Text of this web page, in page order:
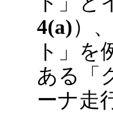
4(a)）
ト」
ある「
ーナ走